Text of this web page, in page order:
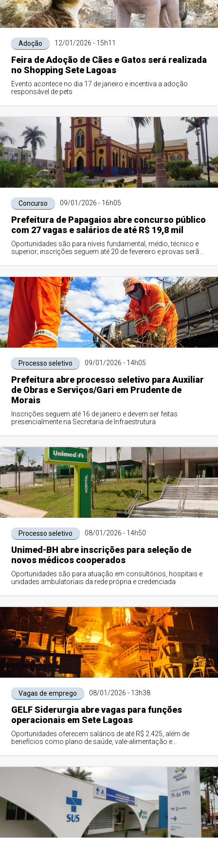
Adoção 12/01/2026 - 15h11
Feira de Adoção de Cães e Gatos será realizada
no Shopping Sete Lagoas
Evento acontece no dia 17 de janeiro e incentiva a adoção
responsável de pets
Concurso 09/01/2026 - 16h05
Prefeitura de Papagaios abre concurso público
com 27 vagas e salários de até R$ 19,8 mil
Oportunidades são para níveis fundamental, médio, técnico e
superior; inscrições seguem até 20 de fevereiro e provas serão
Processo seletivo 09/01/2026 - 14h05
Prefeitura abre processo seletivo para Auxiliar
de Obras e Serviços/Gari em Prudente de
Morais
Inscrições seguem até 16 de janeiro e devem ser feitas
presencialmente na Secretaria de Infraestrutura
Processo seletivo 08/01/2026 - 14h50
Unimed-BH abre inscrições para seleção de
novos médicos cooperados
Oportunidades são para atuação em consultórios, hospitais e
unidades ambulatoriais da rede própria e credenciada
Vagas de emprego 08/01/2026 - 13h38
GELF Siderurgia abre vagas para funções
operacionais em Sete Lagoas
Oportunidades oferecem salários de até R$ 2.425, além de
benefícios como plano de saúde, vale-alimentação e